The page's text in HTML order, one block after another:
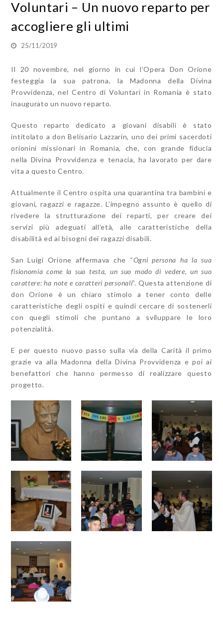
Voluntari – Un nuovo reparto per
accogliere gli ultimi
25/11/2019
Il 20 novembre, nel giorno in cui l’Opera Don Orione
festeggia la sua patrona, la Madonna della Divina
Provvidenza, nel Centro di Voluntari in Romania è stato
inaugurato un nuovo reparto.
Questo reparto dedicato a giovani disabili è stato
intitolato a don Belisario Lazzarin, uno dei primi sacerdoti
orionini missionari in Romania, che, con grande fiducia
nella Divina Provvidenza e tenacia, ha lavorato per dare
vita a questo Centro.
Attualmente il Centro ospita una quarantina tra bambini e
giovani, ragazzi e ragazze. L’impegno assunto è quello di
rivedere la strutturazione dei reparti, per creare dei
servizi più adeguati all’età, alle caratteristiche della
disabilità ed ai bisogni dei ragazzi disabili.
San Luigi Orione affermava che “Ogni persona ha la sua
fisionomia come la sua testa, un suo modo di vedere, un suo
carattere: ha note e caratteri personali”. Questa attenzione di
don Orione è un chiaro stimolo a tener conto delle
caratteristiche degli ospiti e quindi cercare di sostenerli
con quegli stimoli che puntano a sviluppare le loro
potenzialità.
E per questo nuovo passo sulla via della Carità il primo
grazie va alla Madonna della Divina Provvidenza e poi ai
benefattori che hanno permesso di realizzare questo
progetto.